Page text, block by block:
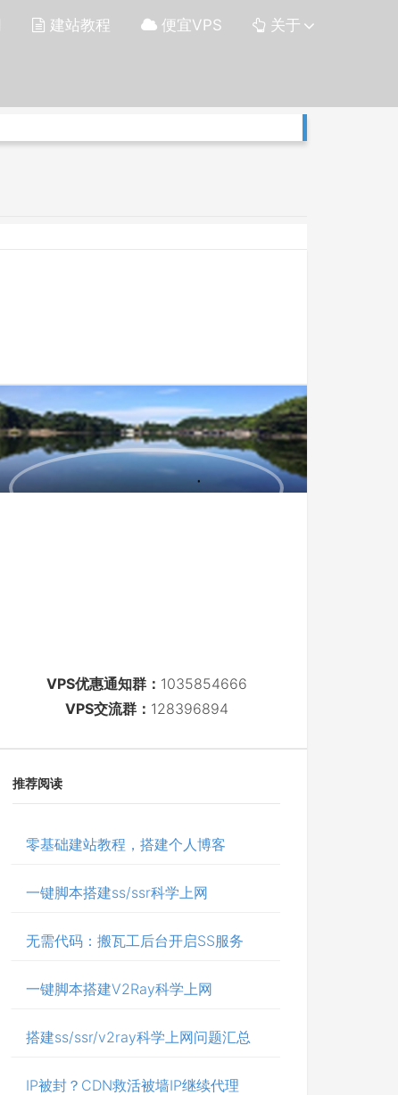
建站教程 便宜VPS 关于
VPS优惠通知群： 1035854666
VPS交流群： 128396894
推荐阅读
零基础建站教程，搭建个人博客
一键脚本搭建ss/ssr科学上网
无需代码：搬瓦工后台开启SS服务
一键脚本搭建V2Ray科学上网
搭建ss/ssr/v2ray科学上网问题汇总
IP被封？CDN救活被墙IP继续代理